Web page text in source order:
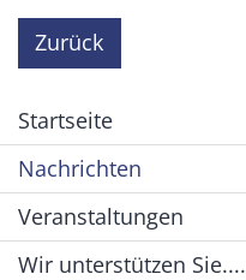
Zurück
Startseite
Nachrichten
Veranstaltungen
Wir unterstützen Sie....